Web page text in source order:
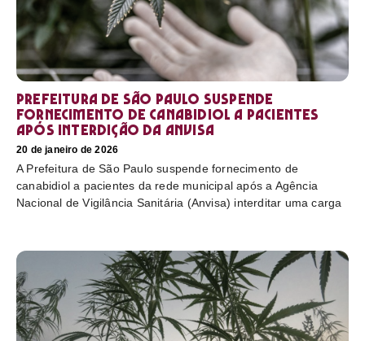
Prefeitura de São Paulo suspende
fornecimento de canabidiol a pacientes
após interdição da Anvisa
20 de janeiro de 2026
A Prefeitura de São Paulo suspende fornecimento de
canabidiol a pacientes da rede municipal após a Agência
Nacional de Vigilância Sanitária (Anvisa) interditar uma carga